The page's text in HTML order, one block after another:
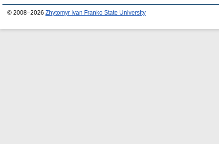
© 2008–2026 Zhytomyr Ivan Franko State University